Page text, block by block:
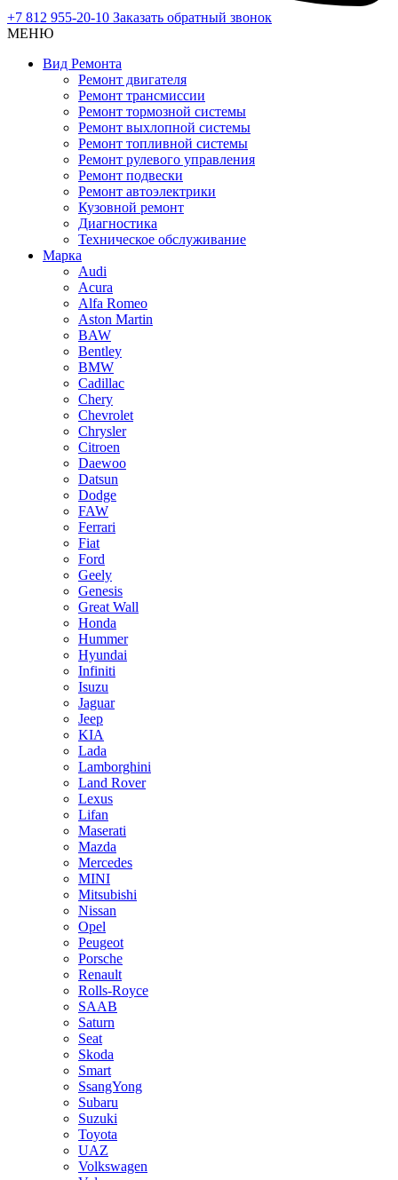
+7 812 955-20-10 Заказать обратный звонок
МЕНЮ
Вид Ремонта
Ремонт двигателя
Ремонт трансмиссии
Ремонт тормозной системы
Ремонт выхлопной системы
Ремонт топливной системы
Ремонт рулевого управления
Ремонт подвески
Ремонт автоэлектрики
Кузовной ремонт
Диагностика
Техническое обслуживание
Марка
Audi
Acura
Alfa Romeo
Aston Martin
BAW
Bentley
BMW
Cadillac
Chery
Chevrolet
Chrysler
Citroen
Daewoo
Datsun
Dodge
FAW
Ferrari
Fiat
Ford
Geely
Genesis
Great Wall
Honda
Hummer
Hyundai
Infiniti
Isuzu
Jaguar
Jeep
KIA
Lada
Lamborghini
Land Rover
Lexus
Lifan
Maserati
Mazda
Mercedes
MINI
Mitsubishi
Nissan
Opel
Peugeot
Porsche
Renault
Rolls-Royce
SAAB
Saturn
Seat
Skoda
Smart
SsangYong
Subaru
Suzuki
Toyota
UAZ
Volkswagen